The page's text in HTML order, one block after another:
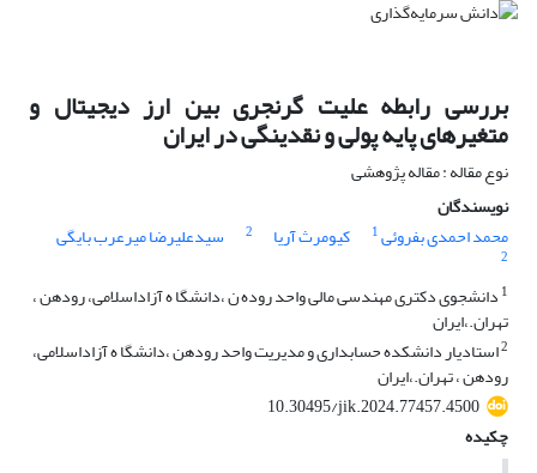
بررسی رابطه علیت گرنجری بین ارز دیجیتال و
متغیرهای پایه پولی و نقدینگی در ایران
نوع مقاله : مقاله پژوهشی
نویسندگان
محمد احمدی بفروئی1 کیومرث آریا 2 سیدعلیرضا میرعرب بایگی
2
1 دانشجوی دکتری مهندسی مالی واحد روده ن ،دانشگا ه آزاداسلامی، رودهن ،
تهران.،ایران
2استادیار دانشکده حسابداری و مدیریت واحد رودهن ،دانشگا ه آزاداسلامی،
رودهن ، تهران.،ایران
10.30495/jik.2024.77457.4500
چکیده